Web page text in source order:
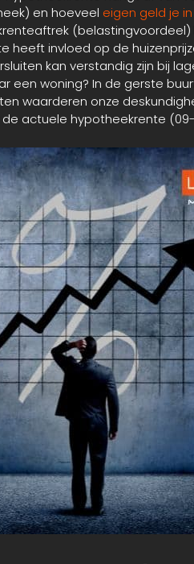
en hoeveel eigen geld je
heeft invloed op de
kan verstandig zijn bij
een woning? In de gerste
waarderen onze
de actuele hypotheekrente